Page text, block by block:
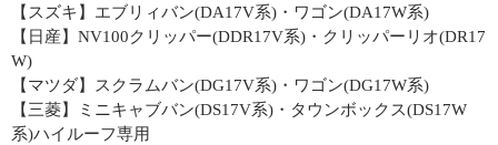
【スズキ】エブリィバン(DA17V系)・ワゴン(DA17W系)
【日産】NV100クリッパー(DDR17V系)・クリッパーリオ(DR17
W)
【マツダ】スクラムバン(DG17V系)・ワゴン(DG17W系)
【三菱】ミニキャブバン(DS17V系)・タウンボックス(DS17W
系)ハイルーフ専用